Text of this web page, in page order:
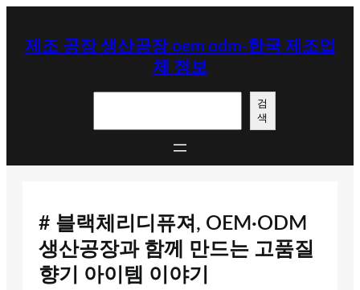
제조 공장 생산공장 oem odm-한국 제조업
체 정보
검
색
# 블랙체리디퓨져, OEM·ODM
생산공장과 함께 만드는 고품질
향기 아이템 이야기